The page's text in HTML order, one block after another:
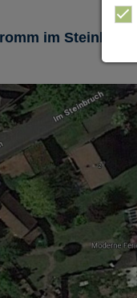
im Steinbruch